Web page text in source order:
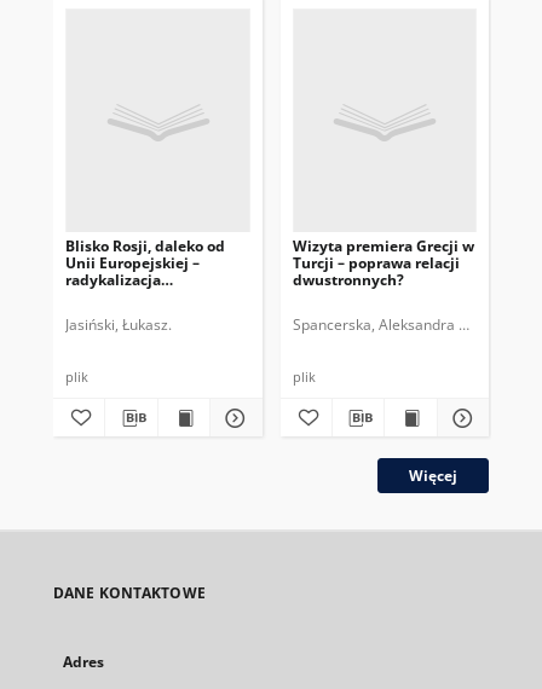
Blisko Rosji, daleko od
Unii Europejskiej –
radykalizacja
Jasiński, Łukasz.
plik
Wizyta premiera Grecji w
Turcji – poprawa relacji
dwustronnych?
Spancerska, Aleksandra Maria.
plik
Więcej
DANE KONTAKTOWE
Adres